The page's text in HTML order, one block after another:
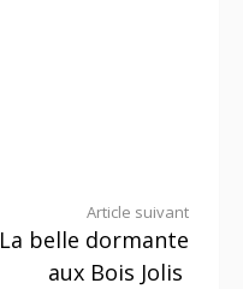
Article suivant
La belle dormante
aux Bois Jolis